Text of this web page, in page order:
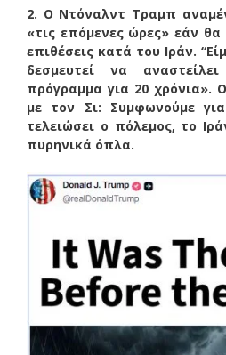
2. Ο Ντόναλντ Τραμπ
«τις επόμενες ώρες» εάν θα
επιθέσεις κατά του Iράν. “
δεσμευτεί να
πρόγραμμα για 20 χρόνια».
με τον Σι: Συμφωνούμε
τελειώσει ο πόλεμος, το
πυρηνικά όπλα.